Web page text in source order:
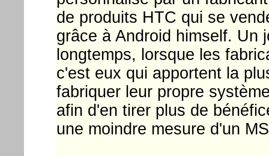
de produits HTC qui se
grâce à Android himself. Un
longtemps, lorsque les
c'est eux qui apportent la
fabriquer leur propre
afin d'en tirer plus de
une moindre mesure d'un